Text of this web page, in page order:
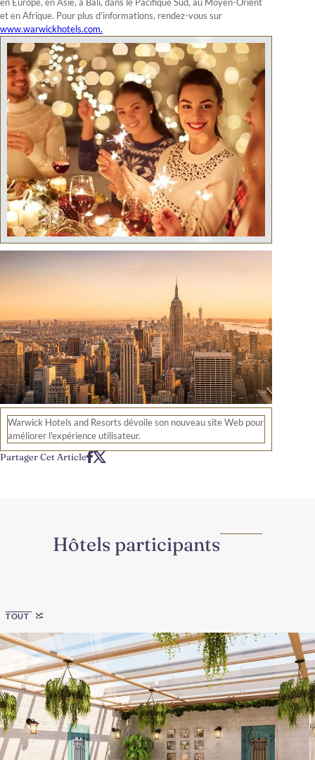
Partager Cet Article
Warwick Hotels and Resorts dévoile son nouveau site Web pour
améliorer l'expérience utilisateur.
et en Afrique. Pour plus d'informations, rendez-vous sur
www.warwickhotels.com.
Hôtels participants
TOUT